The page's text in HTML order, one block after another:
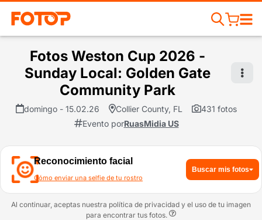
Fotos Weston Cup 2026 -
Sunday Local: Golden Gate
Community Park
domingo - 15.02.26 Collier County, FL
431 fotos
Evento porRuasMidia US
Reconocimiento facial
Cómo enviar una selfie de tu rostro
Buscar mis fotos
Al continuar, aceptas nuestra política de privacidad y el uso de tu imagen
para encontrar tus fotos.